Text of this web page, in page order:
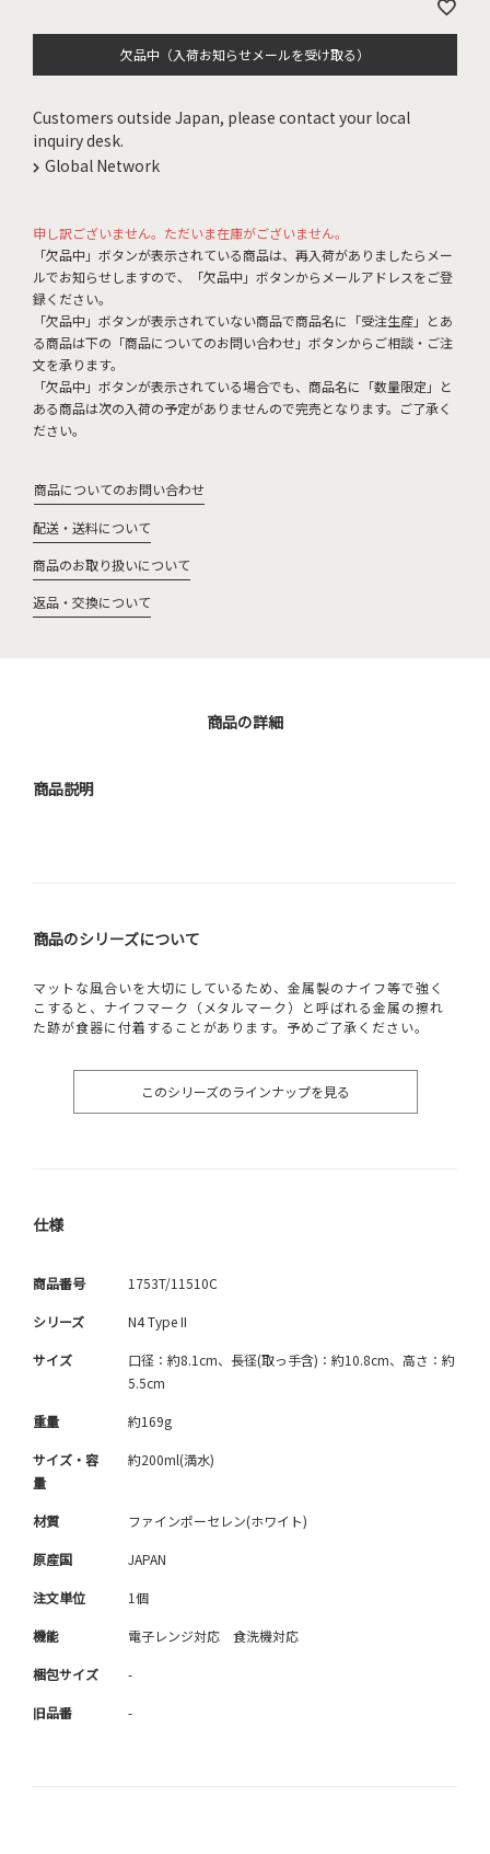
欠品中（入荷お知らせメールを受け取る）
Customers outside Japan, please contact your local
inquiry desk.
Global Network
申し訳ございません。ただいま在庫がございません。
「欠品中」ボタンが表示されている商品は、再入荷がありましたらメー
ルでお知らせしますので、「欠品中」ボタンからメールアドレスをご登
録ください。
「欠品中」ボタンが表示されていない商品で商品名に「受注生産」とあ
る商品は下の「商品についてのお問い合わせ」ボタンからご相談・ご注
文を承ります。
「欠品中」ボタンが表示されている場合でも、商品名に「数量限定」と
ある商品は次の入荷の予定がありませんので完売となります。ご了承く
ださい。
商品についてのお問い合わせ
配送・送料について
商品のお取り扱いについて
返品・交換について
商品の詳細
商品説明
商品のシリーズについて
マットな風合いを大切にしているため、金属製のナイフ等で強く
こすると、ナイフマーク（メタルマーク）と呼ばれる金属の擦れ
た跡が食器に付着することがあります。予めご了承ください。
このシリーズのラインナップを見る
仕様
商品番号 1753T/11510C
シリーズ N4 Type II
サイズ
口径：約8.1cm、長径(取っ手含)：約10.8cm、高さ：約
5.5cm
重量 約169g
サイズ・容
量
約200ml(満水)
材質 ファインポーセレン(ホワイト)
原産国 JAPAN
注文単位 1個
機能 電子レンジ対応 食洗機対応
梱包サイズ -
旧品番 -